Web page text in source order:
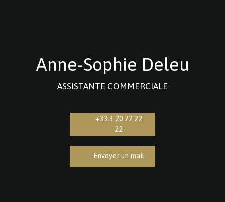
Anne-Sophie Deleu
ASSISTANTE COMMERCIALE
+33 3 20 72 22
22
Envoyer un mail